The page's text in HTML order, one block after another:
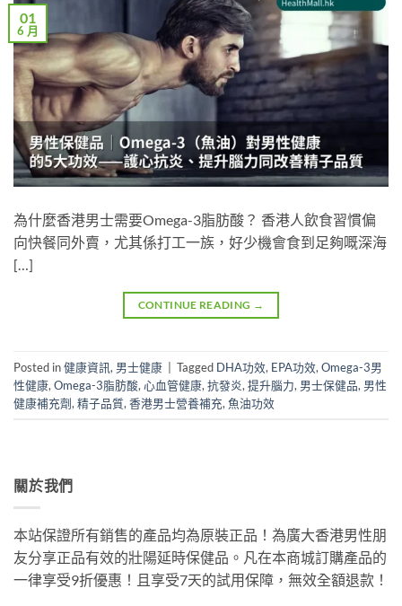
01
6 月
為什麼香港男士需要Omega-3脂肪酸？ 香港人飲食習慣偏
向快餐同外賣，尤其係打工一族，好少機會食到足夠嘅深海
[…]
CONTINUE READING →
Posted in健康資訊, 男士健康 | Tagged DHA功效, EPA功效, Omega-3男
性健康, Omega-3脂肪酸, 心血管健康, 抗發炎, 提升腦力, 男士保健品, 男性
健康補充劑, 精子品質, 香港男士營養補充, 魚油功效
關於我們
本站保證所有銷售的產品均為原裝正品！為廣大香港男性朋
友分享正品有效的壯陽延時保健品。凡在本商城訂購產品的
一律享受9折優惠！且享受7天的試用保障，無效全額退款！